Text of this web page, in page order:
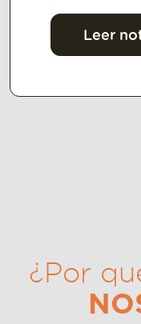
Leer
¿Por